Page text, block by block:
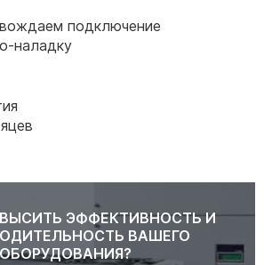
подключение
наладку
ЭФФЕКТИВНОСТЬ И
ВАШЕГО